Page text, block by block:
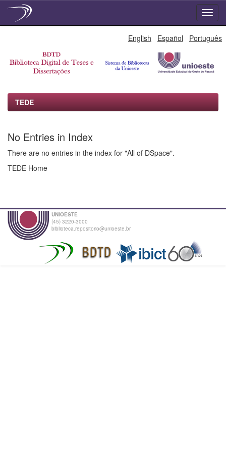
English Español Português
TEDE
No Entries in Index
There are no entries in the index for "All of DSpace".
TEDE Home
UNIOESTE
(45) 3220-3000
biblioteca.repositorio@unioeste.br